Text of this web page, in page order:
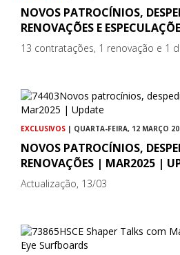
NOVOS PATROCÍNIOS,
RENOVAÇÕES E
13 contratações, 1 renovação e 1
EXCLUSIVOS | QUARTA-FEIRA, 12 MARÇO
NOVOS PATROCÍNIOS,
RENOVAÇÕES | MAR2025 |
Actualização, 13/03